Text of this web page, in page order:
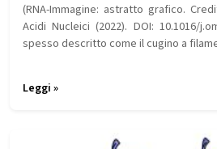
(RNA-Immagine: astratto grafico.
Acidi Nucleici (2022). DOI: 10.1016/
spesso descritto come il cugino a
Leggi »